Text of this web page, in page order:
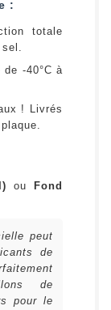
:
totale
de -40°C à
! Livrés
ou
Fond
peut
de
de
pour le